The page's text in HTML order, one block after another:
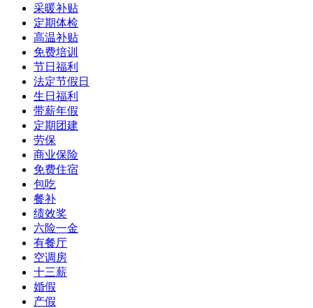
采暖补贴
定期体检
高温补贴
免费培训
节日福利
法定节假日
生日福利
带薪年假
定期团建
劳保
商业保险
免费住宿
包吃
餐补
绩效奖
六险一金
有餐厅
空调房
十三薪
婚假
产假